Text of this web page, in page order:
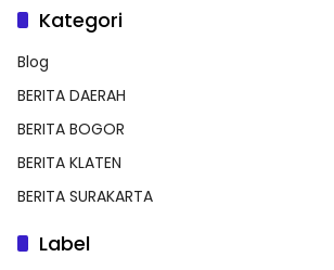
Kategori
Blog
BERITA DAERAH
BERITA BOGOR
BERITA KLATEN
BERITA SURAKARTA
Label